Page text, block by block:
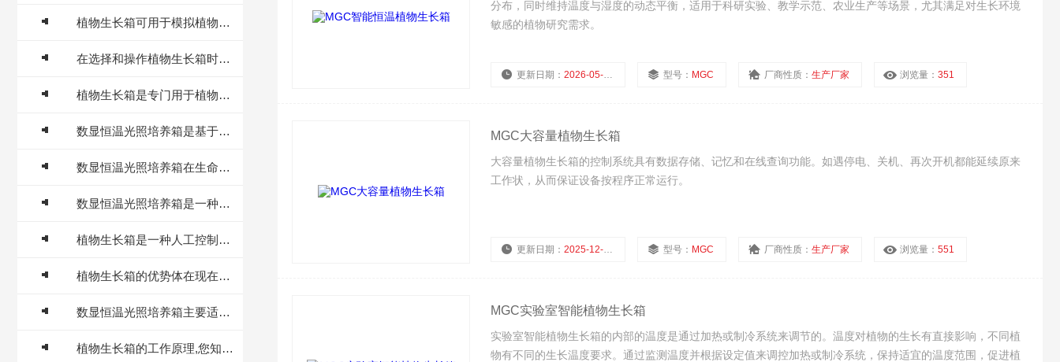
植物生长箱可用于模拟植物病害发生的环境条件
在选择和操作植物生长箱时，需要考虑以下几个方面
植物生长箱是专门用于植物生长的设备
数显恒温光照培养箱是基于温度和光照两个关键因素控制的
数显恒温光照培养箱在生命科学研究中的应用
数显恒温光照培养箱是一种现代化的光照条件培养设备
植物生长箱是一种人工控制环境的设备
植物生长箱的优势体在现在多个方面
数显恒温光照培养箱主要适用于环境监测等部门
植物生长箱的工作原理,您知道吗？
分布，同时维持温度与湿度的动态平衡，适用于科研实验、教学示范、农业生产等场景，尤其满足对生长环境
敏感的植物研究需求。
更新日期：2026-05-07 型号： MGC 厂商性质：生产厂家 浏览量：351
MGC大容量植物生长箱
大容量植物生长箱的控制系统具有数据存储、记忆和在线查询功能。如遇停电、关机、再次开机都能延续原来
工作状，从而保证设备按程序正常运行。
更新日期：2025-12-26 型号： MGC 厂商性质：生产厂家 浏览量：551
MGC实验室智能植物生长箱
实验室智能植物生长箱的内部的温度是通过加热或制冷系统来调节的。温度对植物的生长有直接影响，不同植
物有不同的生长温度要求。通过监测温度并根据设定值来调控加热或制冷系统，保持适宜的温度范围，促进植